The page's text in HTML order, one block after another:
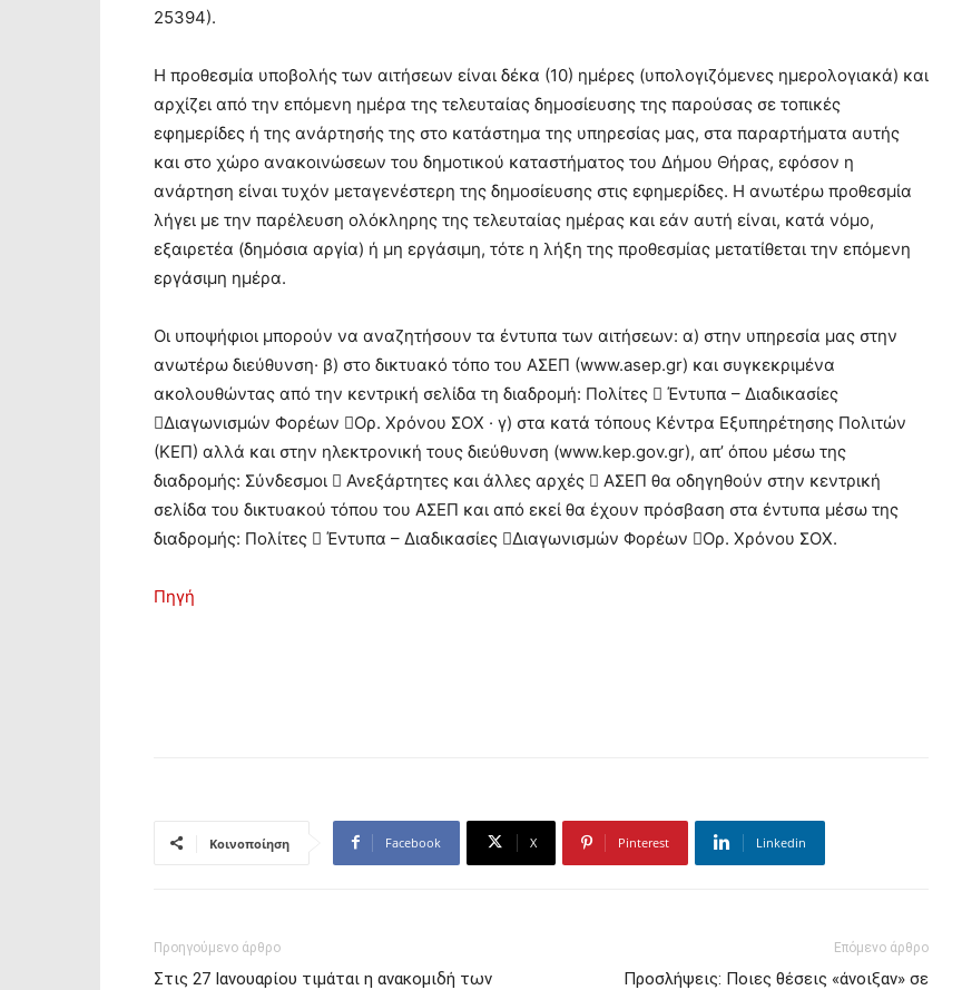
25394).
Η προθεσμία υποβολής των αιτήσεων είναι δέκα (10) ημέρες (υπολογιζόμενες ημερολογιακά) και
αρχίζει από την επόμενη ημέρα της τελευταίας δημοσίευσης της παρούσας σε τοπικές
εφημερίδες ή της ανάρτησής της στο κατάστημα της υπηρεσίας μας, στα παραρτήματα αυτής
και στο χώρο ανακοινώσεων του δημοτικού καταστήματος του Δήμου Θήρας, εφόσον η
ανάρτηση είναι τυχόν μεταγενέστερη της δημοσίευσης στις εφημερίδες. Η ανωτέρω προθεσμία
λήγει με την παρέλευση ολόκληρης της τελευταίας ημέρας και εάν αυτή είναι, κατά νόμο,
εξαιρετέα (δημόσια αργία) ή μη εργάσιμη, τότε η λήξη της προθεσμίας μετατίθεται την επόμενη
εργάσιμη ημέρα.
Οι υποψήφιοι μπορούν να αναζητήσουν τα έντυπα των αιτήσεων: α) στην υπηρεσία μας στην
ανωτέρω διεύθυνση· β) στο δικτυακό τόπο του ΑΣΕΠ (www.asep.gr) και συγκεκριμένα
ακολουθώντας από την κεντρική σελίδα τη διαδρομή: Πολίτες  Έντυπα – Διαδικασίες
Διαγωνισμών Φορέων Ορ. Χρόνου ΣΟΧ · γ) στα κατά τόπους Κέντρα Εξυπηρέτησης Πολιτών
(ΚΕΠ) αλλά και στην ηλεκτρονική τους διεύθυνση (www.kep.gov.gr), απ’ όπου μέσω της
διαδρομής: Σύνδεσμοι  Ανεξάρτητες και άλλες αρχές  ΑΣΕΠ θα οδηγηθούν στην κεντρική
σελίδα του δικτυακού τόπου του ΑΣΕΠ και από εκεί θα έχουν πρόσβαση στα έντυπα μέσω της
διαδρομής: Πολίτες  Έντυπα – Διαδικασίες Διαγωνισμών Φορέων Ορ. Χρόνου ΣΟΧ.
Πηγή
Κοινοποίηση Facebook X Pinterest Linkedin
Προηγούμενο άρθρο
Στις 27 Ιανουαρίου τιμάται η ανακομιδή των
Επόμενο άρθρο
Προσλήψεις: Ποιες θέσεις «άνοιξαν» σε